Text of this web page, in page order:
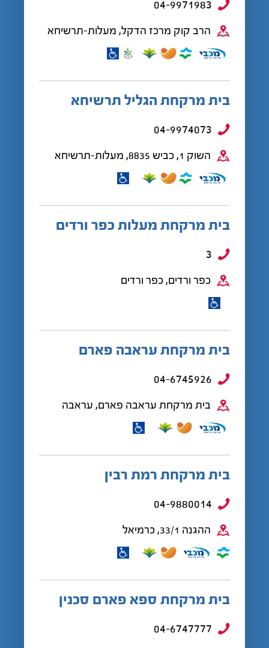
04-9971983
הרב קוק מרכז הדקל, מעלות-תרשיחא
בית מרקחת הגליל תרשיחא
04-9974073
השוק 1, כביש 8835, מעלות-תרשיחא
בית מרקחת מעלות כפר ורדים
3
כפר ורדים, כפר ורדים
בית מרקחת עראבה פארם
04-6745926
בית מרקחת עראבה פארם, עראבה
בית מרקחת רמת רבין
04-9880014
ההגנה 33/1, כרמיאל
בית מרקחת ספא פארם סכנין
04-6747777